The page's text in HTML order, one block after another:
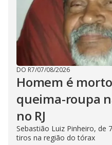
DO R7/07/08/2026
Homem é
queima-roupa
no RJ
Sebastião Luiz Pinheiro, de
tiros na região do tórax